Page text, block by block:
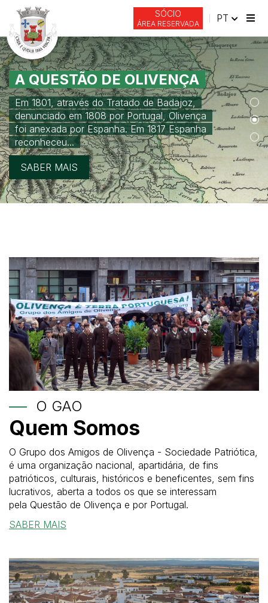
SÓCIO
ÁREA RESERVADA PT
de
A QUESTÃO DE OLIVENÇA
Em 1801, através do Tratado de Badajoz,
denunciado em 1808 por Portugal, Olivença
foi anexada por Espanha. Em 1817 Espanha
reconheceu...
SABER MAIS
O GAO
Quem Somos
O Grupo dos Amigos de Olivença - Sociedade Patriótica,
é uma organização nacional, apartidária, de fins
patrióticos, culturais, históricos e beneficentes, sem fins
lucrativos, aberta a todos os que se interessam
pela Questão de Olivença e por Portugal.
SABER MAIS